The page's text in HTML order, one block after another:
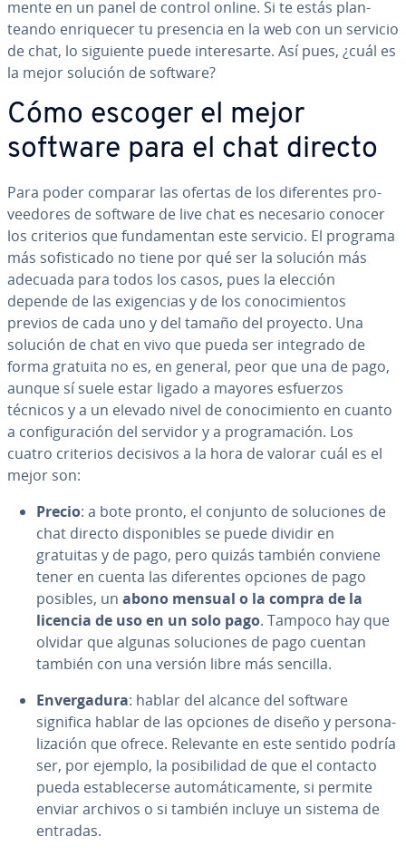
me­n­te en un panel de control online. Si te estás pla­n­
tean­do en­ri­que­cer tu presencia en la web con un servicio
de chat, lo siguiente puede in­te­re­sar­te. Así pues, ¿cuál es
la mejor solución de software?
Cómo escoger el mejor
software para el chat directo
Para poder comparar las ofertas de los di­fe­re­n­tes pro­
vee­do­res de software de live chat es necesario conocer
los criterios que fu­n­da­me­n­tan este servicio. El programa
más so­fi­s­ti­ca­do no tiene por qué ser la solución más
adecuada para todos los casos, pues la elección
depende de las exi­ge­n­cias y de los co­no­ci­mie­n­tos
previos de cada uno y del tamaño del proyecto. Una
solución de chat en vivo que pueda ser integrado de
forma gratuita no es, en general, peor que una de pago,
aunque sí suele estar ligado a mayores esfuerzos
técnicos y a un elevado nivel de co­no­ci­mie­n­to en cuanto
a co­n­fi­gu­ra­ción del servidor y a pro­gra­ma­ción. Los
cuatro criterios decisivos a la hora de valorar cuál es el
mejor son:
Precio: a bote pronto, el conjunto de so­lu­cio­nes de
chat directo di­s­po­ni­bles se puede dividir en
gratuitas y de pago, pero quizás también conviene
tener en cuenta las di­fe­re­n­tes opciones de pago
posibles, un abono mensual o la compra de la
licencia de uso en un solo pago. Tampoco hay que
olvidar que algunas so­lu­cio­nes de pago cuentan
también con una versión libre más sencilla.
En­ve­r­ga­du­ra: hablar del alcance del software
significa hablar de las opciones de diseño y pe­r­so­na­
li­za­ción que ofrece. Relevante en este sentido podría
ser, por ejemplo, la po­si­bi­li­dad de que el contacto
pueda es­ta­ble­ce­r­se au­to­má­ti­ca­me­n­te, si permite
enviar archivos o si también incluye un sistema de
entradas.